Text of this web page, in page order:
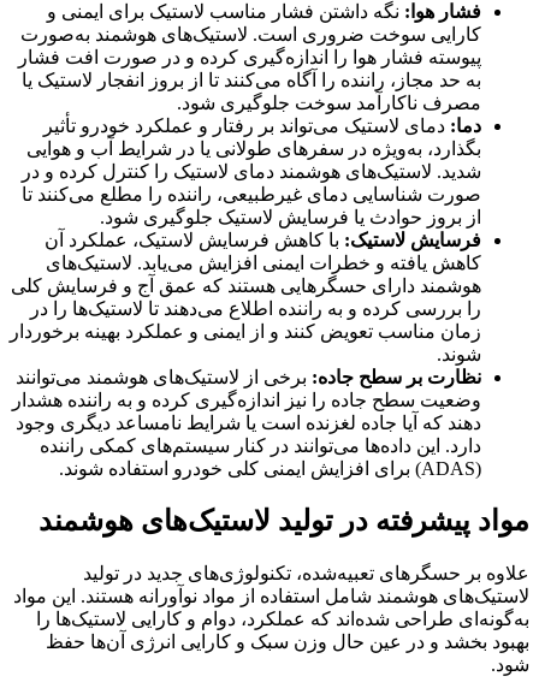
فشار هوا: نگه داشتن فشار مناسب لاستیک برای ایمنی و
کارایی سوخت ضروری است. لاستیک‌های هوشمند به‌صورت
پیوسته فشار هوا را اندازه‌گیری کرده و در صورت افت فشار
به حد مجاز، راننده را آگاه می‌کنند تا از بروز انفجار لاستیک یا
مصرف ناکارآمد سوخت جلوگیری شود.
دما: دمای لاستیک می‌تواند بر رفتار و عملکرد خودرو تأثیر
بگذارد، به‌ویژه در سفرهای طولانی یا در شرایط آب و هوایی
شدید. لاستیک‌های هوشمند دمای لاستیک را کنترل کرده و در
صورت شناسایی دمای غیرطبیعی، راننده را مطلع می‌کنند تا
از بروز حوادث یا فرسایش لاستیک جلوگیری شود.
فرسایش لاستیک: با کاهش فرسایش لاستیک، عملکرد آن
کاهش یافته و خطرات ایمنی افزایش می‌یابد. لاستیک‌های
هوشمند دارای حسگرهایی هستند که عمق آج و فرسایش کلی
را بررسی کرده و به راننده اطلاع می‌دهند تا لاستیک‌ها را در
زمان مناسب تعویض کنند و از ایمنی و عملکرد بهینه برخوردار
شوند.
نظارت بر سطح جاده: برخی از لاستیک‌های هوشمند می‌توانند
وضعیت سطح جاده را نیز اندازه‌گیری کرده و به راننده هشدار
دهند که آیا جاده لغزنده است یا شرایط نامساعد دیگری وجود
دارد. این داده‌ها می‌توانند در کنار سیستم‌های کمکی راننده
(ADAS) برای افزایش ایمنی کلی خودرو استفاده شوند.
مواد پیشرفته در تولید لاستیک‌های هوشمند
علاوه بر حسگرهای تعبیه‌شده، تکنولوژی‌های جدید در تولید
لاستیک‌های هوشمند شامل استفاده از مواد نوآورانه هستند. این مواد
به‌گونه‌ای طراحی شده‌اند که عملکرد، دوام و کارایی لاستیک‌ها را
بهبود بخشد و در عین حال وزن سبک و کارایی انرژی آن‌ها حفظ
شود.